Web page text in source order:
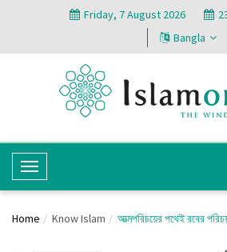
Friday, 7 August 2026
Bangla
T
o
g
Home Know Islam আত্মপরিচয়ের পথেই রবের